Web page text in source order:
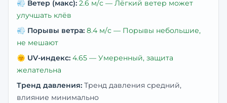
💨 Ветер (макс): 2.6 м/с — Лёгкий ветер может
улучшать клёв
💨 Порывы ветра: 8.4 м/с — Порывы небольшие,
не мешают
🌞 UV-индекс: 4.65 — Умеренный, защита
желательна
Тренд давления: Тренд давления средний,
влияние минимально